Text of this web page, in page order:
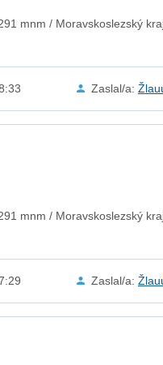
mnm / Moravskoslezský
Zaslal/a:
mnm / Moravskoslezský
Zaslal/a: